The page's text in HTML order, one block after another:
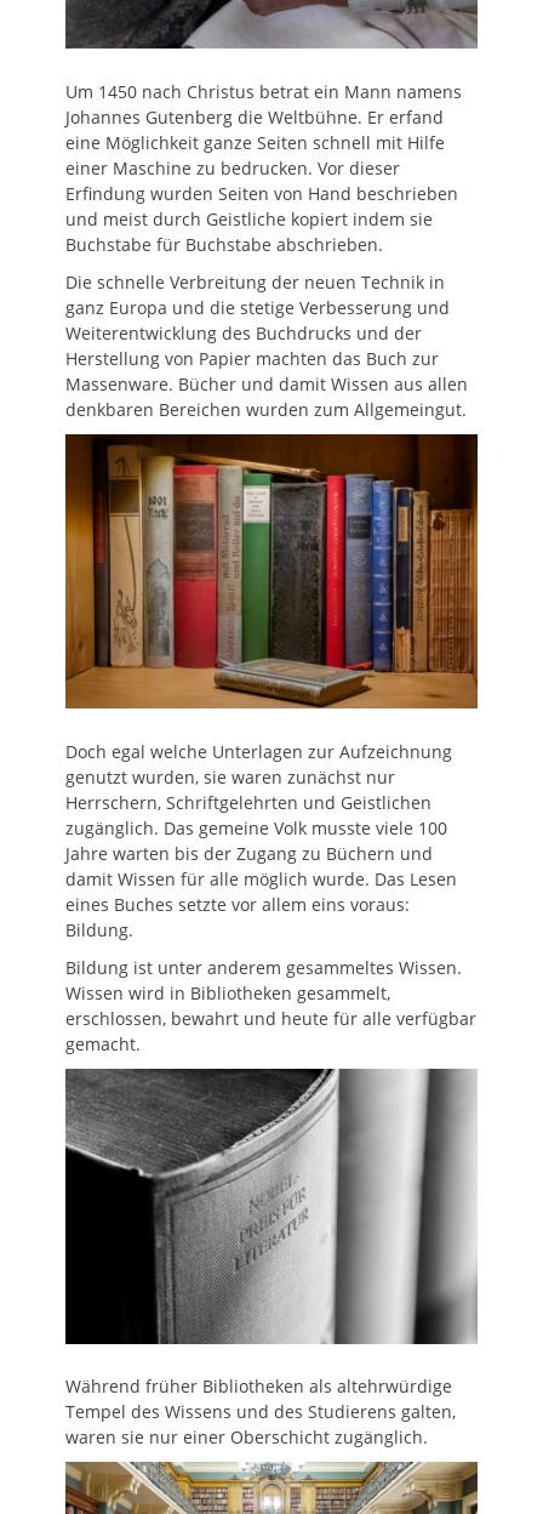
Um 1450 nach Christus betrat ein Mann namens
Johannes Gutenberg die Weltbühne. Er erfand
eine Möglichkeit ganze Seiten schnell mit Hilfe
einer Maschine zu bedrucken. Vor dieser
Erfindung wurden Seiten von Hand beschrieben
und meist durch Geistliche kopiert indem sie
Buchstabe für Buchstabe abschrieben.
Die schnelle Verbreitung der neuen Technik in
ganz Europa und die stetige Verbesserung und
Weiterentwicklung des Buchdrucks und der
Herstellung von Papier machten das Buch zur
Massenware. Bücher und damit Wissen aus allen
denkbaren Bereichen wurden zum Allgemeingut.
Doch egal welche Unterlagen zur Aufzeichnung
genutzt wurden, sie waren zunächst nur
Herrschern, Schriftgelehrten und Geistlichen
zugänglich. Das gemeine Volk musste viele 100
Jahre warten bis der Zugang zu Büchern und
damit Wissen für alle möglich wurde. Das Lesen
eines Buches setzte vor allem eins voraus:
Bildung.
Bildung ist unter anderem gesammeltes Wissen.
Wissen wird in Bibliotheken gesammelt,
erschlossen, bewahrt und heute für alle verfügbar
gemacht.
Während früher Bibliotheken als altehrwürdige
Tempel des Wissens und des Studierens galten,
waren sie nur einer Oberschicht zugänglich.